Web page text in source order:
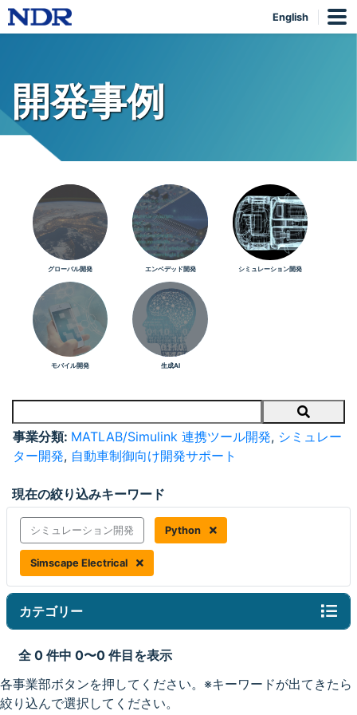
English
開発事例
グローバル開発 エンベデッド開発 シミュレーション開発
モバイル開発 生成AI
Search
事業分類: MATLAB/Simulink 連携ツール開発, シミュレー
ター開発, 自動車制御向け開発サポート
現在の絞り込みキーワード
シミュレーション開発 Python
Simscape Electrical
カテゴリー
全 0 件中 0〜0 件目を表示
各事業部ボタンを押してください。※キーワードが出てきたら
絞り込んで選択してください。